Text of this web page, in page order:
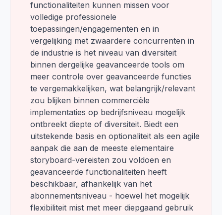
functionaliteiten kunnen missen voor
volledige professionele
toepassingen/engagementen en in
vergelijking met zwaardere concurrenten in
de industrie is het niveau van diversiteit
binnen dergelijke geavanceerde tools om
meer controle over geavanceerde functies
te vergemakkelijken, wat belangrijk/relevant
zou blijken binnen commerciële
implementaties op bedrijfsniveau mogelijk
ontbreekt diepte of diversiteit. Biedt een
uitstekende basis en optionaliteit als een agile
aanpak die aan de meeste elementaire
storyboard-vereisten zou voldoen en
geavanceerde functionaliteiten heeft
beschikbaar, afhankelijk van het
abonnementsniveau - hoewel het mogelijk
flexibiliteit mist met meer diepgaand gebruik